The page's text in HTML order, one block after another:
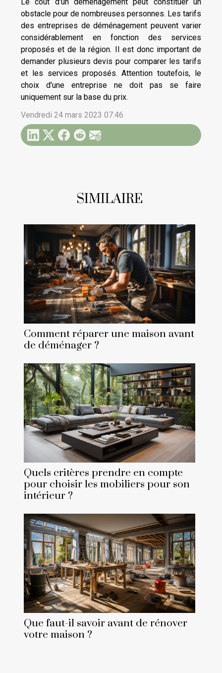
obstacle pour de nombreuses personnes. Les tarifs
des entreprises de déménagement peuvent varier
considérablement en fonction des services
proposés et de la région. Il est donc important de
demander plusieurs devis pour comparer les tarifs
et les services proposés. Attention toutefois, le
choix d'une entreprise ne doit pas se faire
uniquement sur la base du prix.
Vendredi 24 mars 2023 07:46
SIMILAIRE
Comment réparer une maison avant
de déménager ?
Quels critères prendre en compte
pour choisir les mobiliers pour son
intérieur ?
Que faut-il savoir avant de rénover
votre maison ?